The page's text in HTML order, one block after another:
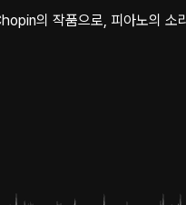
의 작품으로, 피아노의